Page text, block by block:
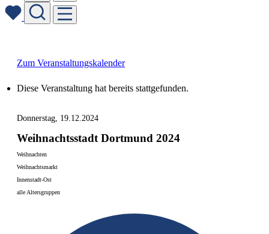
Zum Veranstaltungskalender
Diese Veranstaltung hat bereits stattgefunden.
Donnerstag, 19.12.2024
Weihnachtsstadt Dortmund 2024
Weihnachten
Weihnachtsmarkt
Innenstadt-Ost
alle Altersgruppen